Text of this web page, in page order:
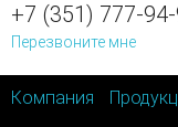
+7 (351) 777-
Перезвоните мне
Компания